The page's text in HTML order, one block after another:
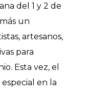
del 1 y 2 de
un
artesanos,
para
Esta vez, el
en la